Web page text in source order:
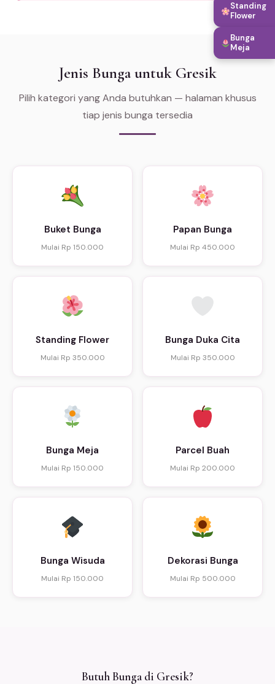
Jenis Bunga untuk Gresik
Pilih kategori yang Anda butuhkan — halaman khusus
tiap jenis bunga tersedia
Buket Bunga
Mulai Rp 150.000
Papan Bunga
Mulai Rp 450.000
Standing Flower
Mulai Rp 350.000
Bunga Duka Cita
Mulai Rp 350.000
Bunga Meja
Mulai Rp 150.000
Parcel Buah
Mulai Rp 200.000
Bunga Wisuda
Mulai Rp 150.000
Dekorasi Bunga
Mulai Rp 500.000
Butuh Bunga di Gresik?
Standing
Flower
Bunga
Meja